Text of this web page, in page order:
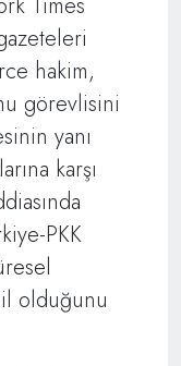
hakim,
görevlisini
yanı
karşı
PKK
olduğunu